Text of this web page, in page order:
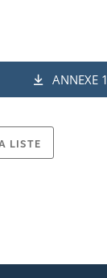
ANNEXE 1
LISTE